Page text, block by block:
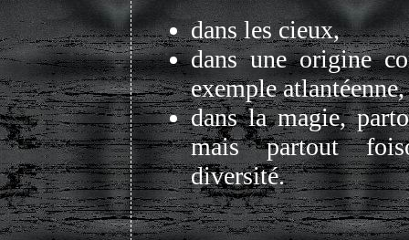
dans les cieux,
dans une origine
exemple atlantéenne,
dans la magie,
mais partout
diversité.